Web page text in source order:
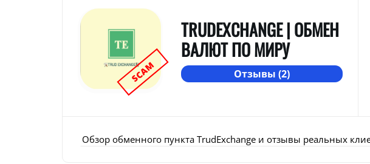
SCAM
TRUDEXCHANGE | ОБМЕН
ВАЛЮТ ПО МИРУ
Отзывы (2)
Обзор обменного пункта TrudExchange и отзывы реальных